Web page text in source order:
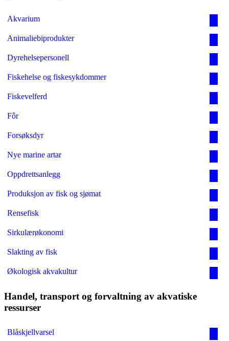
Akvarium
Animaliebiprodukter
Dyrehelsepersonell
Fiskehelse og fiskesykdommer
Fiskevelferd
Fôr
Forsøksdyr
Nye marine artar
Oppdrettsanlegg
Produksjon av fisk og sjømat
Rensefisk
Sirkulærøkonomi
Slakting av fisk
Økologisk akvakultur
Handel, transport og forvaltning av akvatiske
ressurser
Blåskjellvarsel